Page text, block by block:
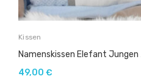
Kissen
49,00 €